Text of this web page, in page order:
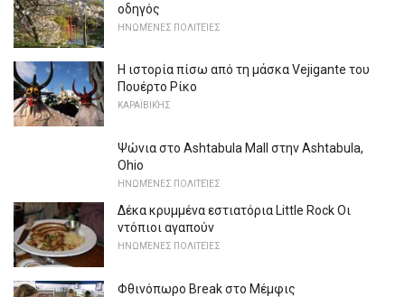
οδηγός
ΗΝΩΜΈΝΕΣ ΠΟΛΙΤΕΊΕΣ
Η ιστορία πίσω από τη μάσκα Vejigante του
Πουέρτο Ρίκο
ΚΑΡΑΪΒΙΚΉΣ
Ψώνια στο Ashtabula Mall στην Ashtabula,
Ohio
ΗΝΩΜΈΝΕΣ ΠΟΛΙΤΕΊΕΣ
Δέκα κρυμμένα εστιατόρια Little Rock Οι
ντόπιοι αγαπούν
ΗΝΩΜΈΝΕΣ ΠΟΛΙΤΕΊΕΣ
Φθινόπωρο Break στο Μέμφις